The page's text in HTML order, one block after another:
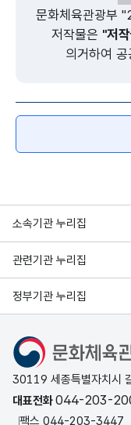
문화체육관광부
저작물은 "저
의거하여
소속기관 누리집
관련기관 누리집
정부기관 누리집
문화체육관광부
30119 세종특별자치시
대표전화044-203-
팩스 044-203-3447